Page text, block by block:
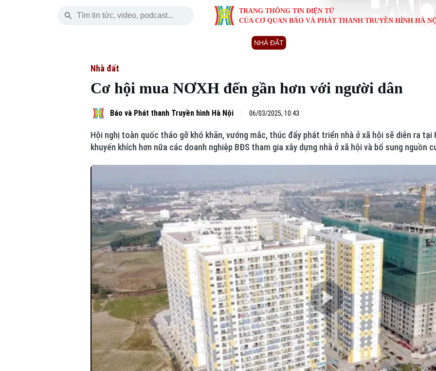
TRANG THÔNG TIN ĐIỆN TỬ
CỦA CƠ QUAN BÁO VÀ PHÁT THANH TRUYỀN HÌNH HÀ
Chính trị
Xã hội
An ninh trật tự
Người Hà Nội
Khoảnh khắc Hà Nội
Ẩm thực
Quân sự
Hồ sơ
Người Việt 4 phương
Cafe sáng
Tài chính Ngân hàng
Doanh nghiệp
NHÀ ĐẤT
Đầu tư
Căn hộ
Đất đai
Tàu
Xe máy
Thị trường
Tuyển sinh Làng nghề
Nhà đất
Cơ hội mua NƠXH đến gần hơn với người dân
Báo và Phát thanh Truyền hình Hà Nội 06/03/2025, 10:43
Hội nghị toàn quốc tháo gỡ khó khăn, vướng mắc, thúc đẩy phát triển nhà ở xã hội sẽ diễn ra tại
khuyến khích hơn nữa các doanh nghiệp BĐS tham gia xây dựng nhà ở xã hội và bổ sung nguồn
Play
Video